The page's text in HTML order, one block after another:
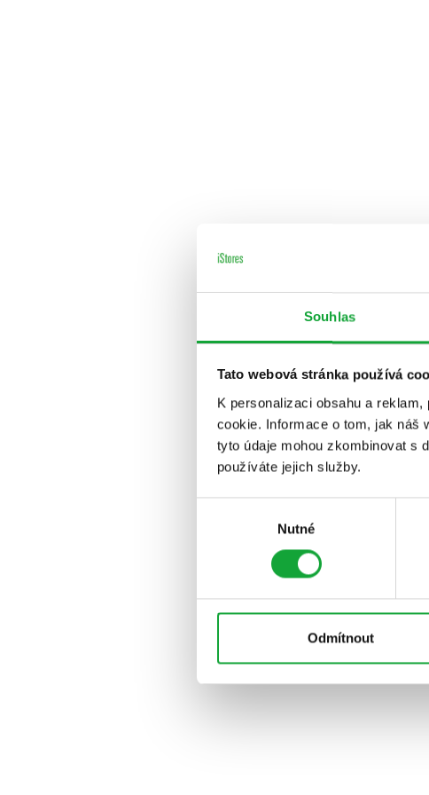
Souhlas
Tato webová stránka používá
K personalizaci obsahu a
cookie. Informace o tom, jak náš
tyto údaje mohou zkombinovat s
používáte jejich služby.
Nutné
Odmítnout